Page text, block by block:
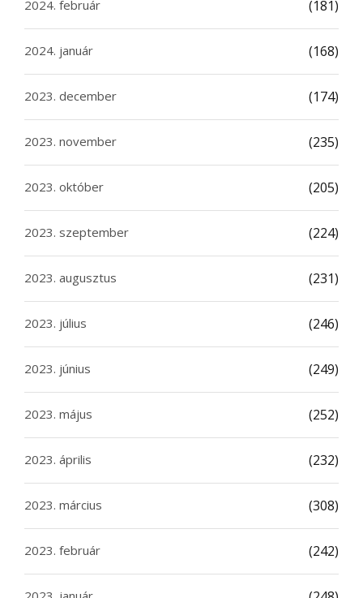
2024. február (181)
2024. január (168)
2023. december (174)
2023. november (235)
2023. október (205)
2023. szeptember (224)
2023. augusztus (231)
2023. július (246)
2023. június (249)
2023. május (252)
2023. április (232)
2023. március (308)
2023. február (242)